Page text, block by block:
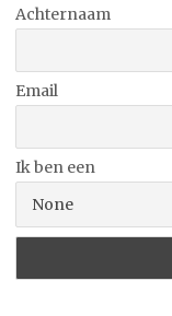
Achternaam
Email
Ik ben een